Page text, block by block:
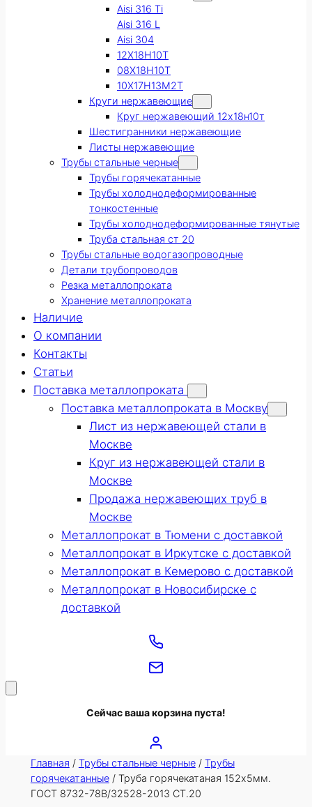
Aisi 316 Ti
Aisi 316 L
Aisi 304
12Х18Н10Т
08Х18Н10Т
10Х17Н13М2Т
Круги нержавеющие
Круг нержавеющий 12х18н10т
Шестигранники нержавеющие
Листы нержавеющие
Трубы стальные черные
Трубы горячекатанные
Трубы холоднодеформированные
тонкостенные
Трубы холоднодеформированные тянутые
Труба стальная ст 20
Трубы стальные водогазопроводные
Детали трубопроводов
Резка металлопроката
Хранение металлопроката
Наличие
О компании
Контакты
Статьи
Поставка металлопроката
Поставка металлопроката в Москву
Лист из нержавеющей стали в
Москве
Круг из нержавеющей стали в
Москве
Продажа нержавеющих труб в
Москве
Металлопрокат в Тюмени с доставкой
Металлопрокат в Иркутске с доставкой
Металлопрокат в Кемерово с доставкой
Металлопрокат в Новосибирске с
доставкой
Сейчас ваша корзина пуста!
Главная / Трубы стальные черные/ Трубы
горячекатанные/ Труба горячекатаная 152х5мм.
ГОСТ 8732-78В/32528-2013 СТ.20